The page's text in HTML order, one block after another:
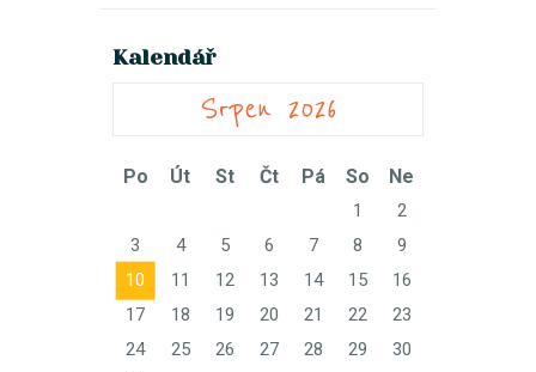
Kalendář
Srpen 2026
Po Út St Čt Pá So Ne
1
2
3
4 5 6 7 8
9
10
11 12 13 14 15
16
17
18 19 20 21 22
23
24
25 26 27 28 29
30